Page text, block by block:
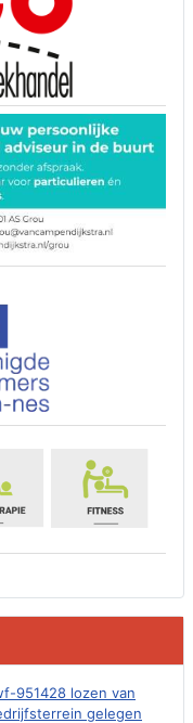
951428 lozen van
gelegen